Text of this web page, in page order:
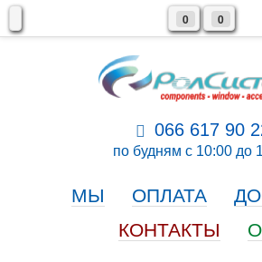
0 0
066 617 90
по будням с 10:00 до
МЫ ОПЛАТА
КОНТАКТЫ